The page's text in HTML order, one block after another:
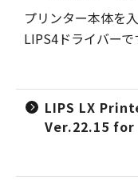
プリンター本体を
LIPS4ドライバーで
LIPS LX
Ver.22.15 for